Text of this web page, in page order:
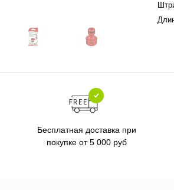
Бесплатная доставка при
покупке от 5 000 руб